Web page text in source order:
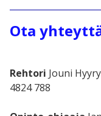
Ota
Rehtori Jouni
4824 788